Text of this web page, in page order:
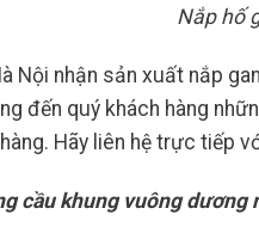
Nắp hố
Nội nhận sản xuất nắp
đến quý khách hàng
Hãy liên hệ trực tiếp
cầu khung vuông